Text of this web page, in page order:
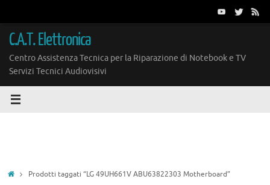
contenuto
C.A.T. Elettronica
Centro Assistenza Tecnica per la Riparazione di Notebook e TV
Servizi Tecnici Audiovisivi
HomeProdotti taggati “LG 49UH661V ABU63822303 Motherboard”